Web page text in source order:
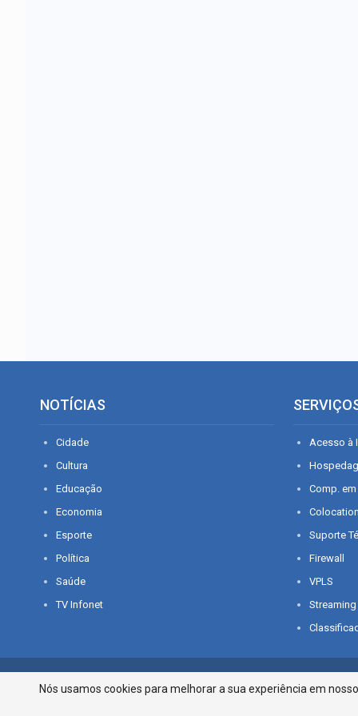
NOTÍCIAS
Cidade
Cultura
Educação
Economia
Esporte
Política
Saúde
TV Infonet
Acesso à
Comp.
Suporte
Firewall
VPLS
Streaming
© 2026 - O que é notícia em Sergipe. Todos os direitos reservados.
Nós usamos cookies para melhorar a sua experiência em